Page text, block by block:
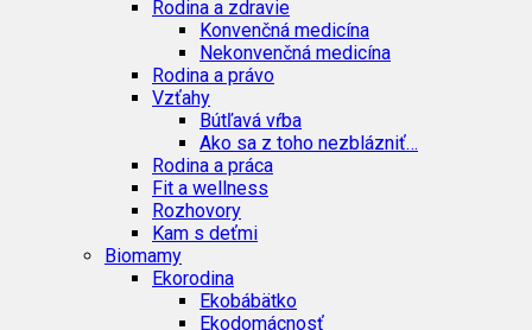
Rodina a zdravie
Konvenčná medicína
Nekonvenčná medicína
Rodina a právo
Vzťahy
Bútľavá vŕba
Ako sa z toho nezblázniť…
Rodina a práca
Fit a wellness
Rozhovory
Kam s deťmi
Biomamy
Ekorodina
Ekobábätko
Ekodomácnosť